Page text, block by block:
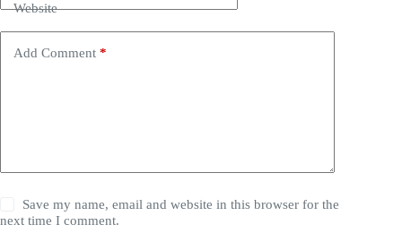
Website
Add Comment *
Save my name, email and website in this browser for the
next time I comment.